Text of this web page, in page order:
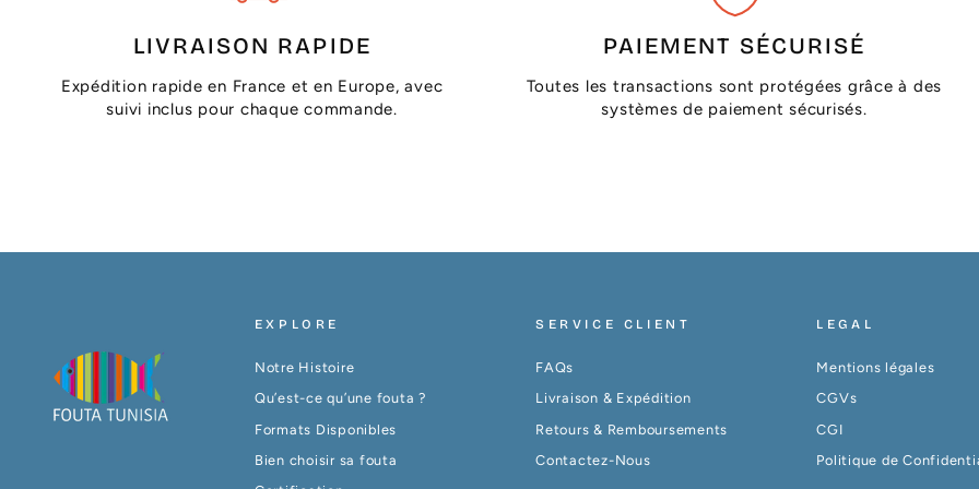
LIVRAISON RAPIDE
Expédition rapide en France et en Europe, avec
suivi inclus pour chaque commande.
PAIEMENT SÉCURISÉ
Toutes les transactions sont protégées grâce à des
systèmes de paiement sécurisés.
EXPLORE
Notre Histoire
Qu’est-ce qu’une fouta ?
Formats Disponibles
Bien choisir sa fouta
SERVICE CLIENT
FAQs
Livraison & Expédition
Retours & Remboursements
Contactez-Nous
LEGAL
Mentions légales
CGVs
CGI
Politique de